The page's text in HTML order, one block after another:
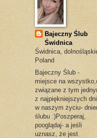
Bajeczny Ślub
Świdnica
Świdnica,
Poland
Bajeczny Ślub -
miejsce na
związane z tym
z najpiękniejszych dni
w naszym życiu-
ślubu :)Poszperaj,
pooglądaj- a jeśli
uznasz, że jest